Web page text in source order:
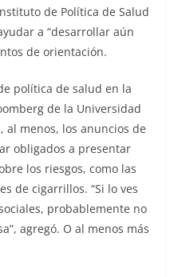
de Política de Salud
a “desarrollar aún
de orientación.
política de salud en la
de la Universidad
al menos, los anuncios de
obligados a presentar
los riesgos, como las
de cigarrillos. “Si lo ves
probablemente no
agregó. O al menos más